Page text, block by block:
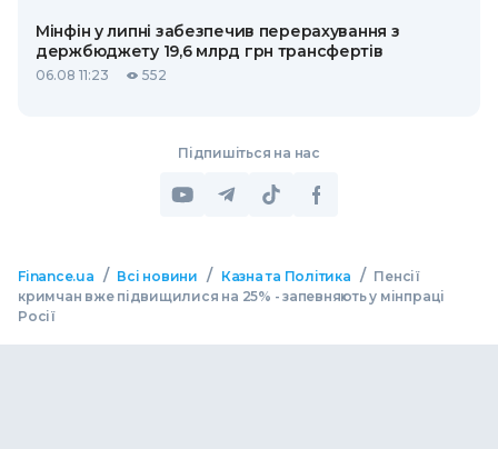
Мінфін у липні забезпечив перерахування з
держбюджету 19,6 млрд грн трансфертів
06.08 11:23 552
Підпишіться на нас
Finance.ua / Всі новини / Казна та Політика / Пенсії
кримчан вже підвищилися на 25% - запевняють у мінпраці
Росії